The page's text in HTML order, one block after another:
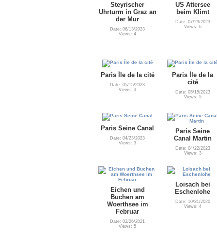
Steyrischer
Uhrturm in Graz an
der Mur
Date: 06/13/2023
Views: 4
US Attersee
beim Klimt
Date: 07/29/2023
Views: 6
Paris Íle de la cité
Date: 05/15/2023
Views: 3
Paris Íle de la
cité
Date: 05/15/2023
Views: 5
Paris Seine Canal
Date: 04/23/2023
Views: 3
Paris Seine
Canal Martin
Date: 04/22/2023
Views: 3
Eichen und
Buchen am
Woerthsee im
Februar
Date: 02/26/2021
Views: 5
Loisach bei
Eschenlohe
Date: 10/31/2020
Views: 4